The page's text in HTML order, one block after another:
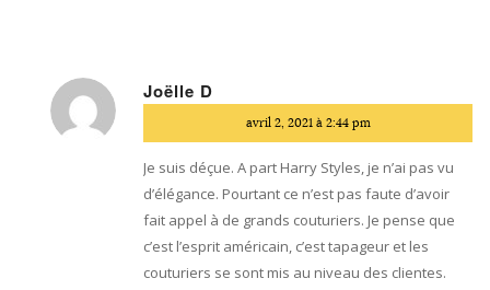
Joëlle D
:
avril 2, 2021 à 2:44 pm
Je suis déçue. A part Harry Styles, je n’ai pas vu
d’élégance. Pourtant ce n’est pas faute d’avoir
fait appel à de grands couturiers. Je pense que
c’est l’esprit américain, c’est tapageur et les
couturiers se sont mis au niveau des clientes.